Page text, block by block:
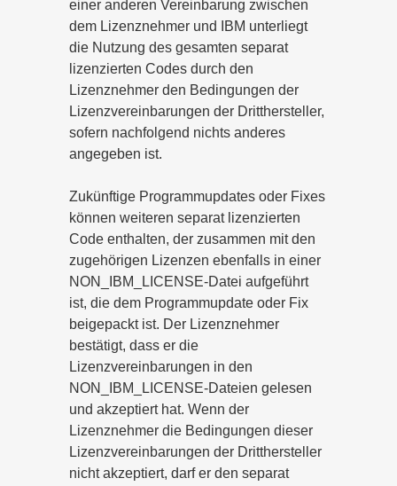
einer anderen Vereinbarung zwischen
dem Lizenznehmer und IBM unterliegt
die Nutzung des gesamten separat
lizenzierten Codes durch den
Lizenznehmer den Bedingungen der
Lizenzvereinbarungen der Dritthersteller,
sofern nachfolgend nichts anderes
angegeben ist.
Zukünftige Programmupdates oder Fixes
können weiteren separat lizenzierten
Code enthalten, der zusammen mit den
zugehörigen Lizenzen ebenfalls in einer
NON_IBM_LICENSE-Datei aufgeführt
ist, die dem Programmupdate oder Fix
beigepackt ist. Der Lizenznehmer
bestätigt, dass er die
Lizenzvereinbarungen in den
NON_IBM_LICENSE-Dateien gelesen
und akzeptiert hat. Wenn der
Lizenznehmer die Bedingungen dieser
Lizenzvereinbarungen der Dritthersteller
nicht akzeptiert, darf er den separat